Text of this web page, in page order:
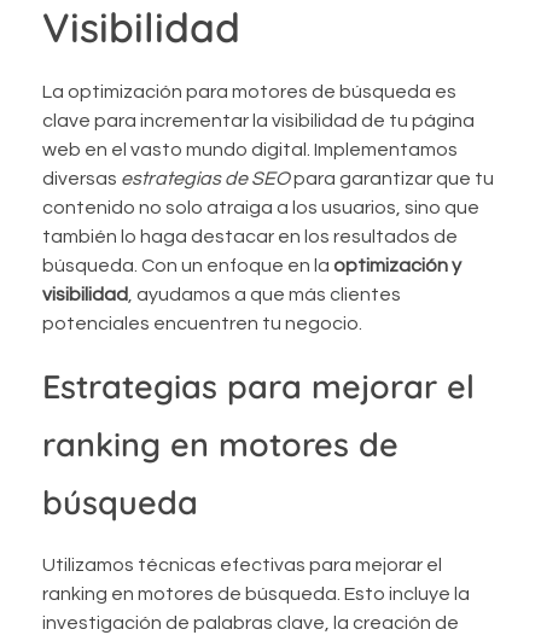
Visibilidad
La optimización para motores de búsqueda es
clave para incrementar la visibilidad de tu página
web en el vasto mundo digital. Implementamos
diversas estrategias de SEOpara garantizar que tu
contenido no solo atraiga a los usuarios, sino que
también lo haga destacar en los resultados de
búsqueda. Con un enfoque en la optimización y
visibilidad , ayudamos a que más clientes
potenciales encuentren tu negocio.
Estrategias para mejorar el
ranking en motores de
búsqueda
Utilizamos técnicas efectivas para mejorar el
ranking en motores de búsqueda. Esto incluye la
investigación de palabras clave, la creación de